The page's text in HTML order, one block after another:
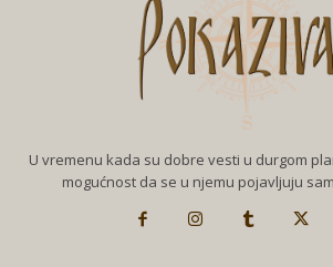
U vremenu kada su dobre vesti u durgom
mogućnost da se u njemu pojavljuju